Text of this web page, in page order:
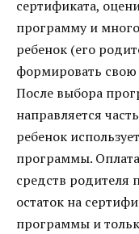
сертификата,
программу и
ребенок (его
формировать свою
После выбора
направляется
ребенок
программы.
средств родителя
остаток на
программы и